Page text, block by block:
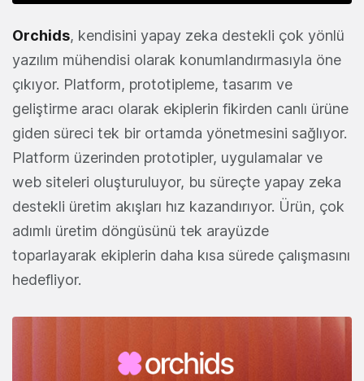
Orchids, kendisini yapay zeka destekli çok yönlü
yazılım mühendisi olarak konumlandırmasıyla öne
çıkıyor. Platform, prototipleme, tasarım ve
geliştirme aracı olarak ekiplerin fikirden canlı ürüne
giden süreci tek bir ortamda yönetmesini sağlıyor.
Platform üzerinden prototipler, uygulamalar ve
web siteleri oluşturuluyor, bu süreçte yapay zeka
destekli üretim akışları hız kazandırıyor. Ürün, çok
adımlı üretim döngüsünü tek arayüzde
toparlayarak ekiplerin daha kısa sürede çalışmasını
hedefliyor.